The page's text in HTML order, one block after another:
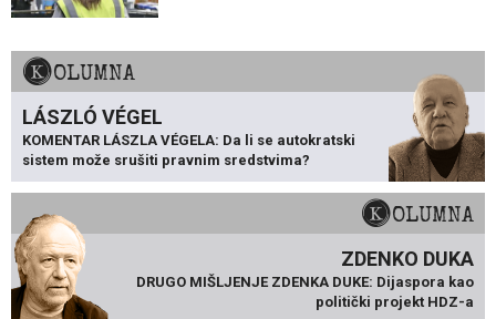
KOLUMNA
LÁSZLÓ VÉGEL
KOMENTAR LÁSZLA VÉGELA: Da li se autokratski
sistem može srušiti pravnim sredstvima?
KOLUMNA
ZDENKO DUKA
DRUGO MIŠLJENJE ZDENKA DUKE: Dijaspora kao
politički projekt HDZ-a